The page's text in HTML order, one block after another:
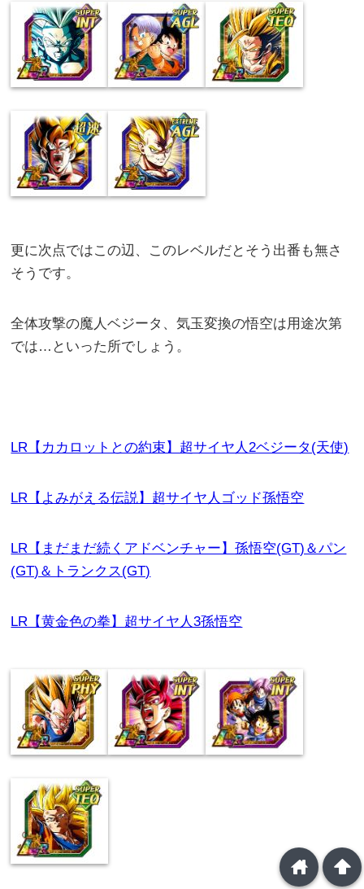
更に次点ではこの辺、このレベルだとそう出番も無さ
そうです。
全体攻撃の魔人ベジータ、気玉変換の悟空は用途次第
では…といった所でしょう。
LR【カカロットとの約束】超サイヤ人2ベジータ(天使)
LR【よみがえる伝説】超サイヤ人ゴッド孫悟空
LR【まだまだ続くアドベンチャー】孫悟空(GT)＆パン
(GT)＆トランクス(GT)
LR【黄金色の拳】超サイヤ人3孫悟空
arrowup
home